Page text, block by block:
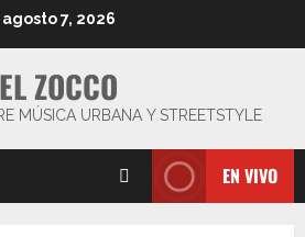
agosto 7, 2026
EL ZOCCO
MÚSICA URBANA Y STREETSTYLE
EN VIVO